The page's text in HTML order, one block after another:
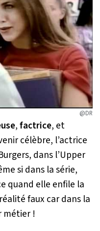
@DR
,factrice, et
célèbre, l’actrice
dans l’Upper
si dans la série,
quand elle enfile la
faux car dans la
métier !